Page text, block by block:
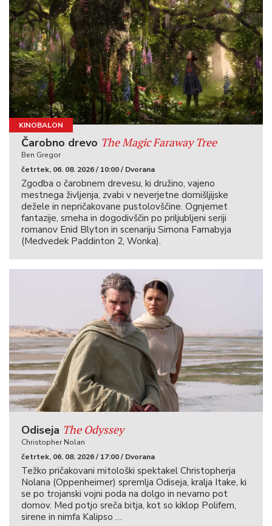
KINOBALON
Čarobno drevo The Magic Faraway Tree
Ben Gregor
četrtek, 06. 08. 2026 / 10:00 / Dvorana
Zgodba o čarobnem drevesu, ki družino, vajeno
mestnega življenja, zvabi v neverjetne domišljijske
dežele in nepričakovane pustolovščine. Ognjemet
fantazije, smeha in dogodivščin po priljubljeni seriji
romanov Enid Blyton in scenariju Simona Farnabyja
(Medvedek Paddinton 2, Wonka).
Odiseja The Odyssey
Christopher Nolan
četrtek, 06. 08. 2026 / 17:00 / Dvorana
Težko pričakovani mitološki spektakel Christopherja
Nolana (Oppenheimer) spremlja Odiseja, kralja Itake, ki
se po trojanski vojni poda na dolgo in nevarno pot
domov. Med potjo sreča bitja, kot so kiklop Polifem,
sirene in nimfa Kalipso …